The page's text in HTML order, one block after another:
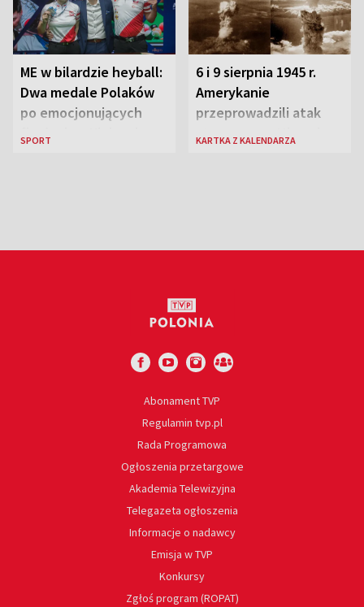
ME w bilardzie heyball:
Dwa medale Polaków
po emocjonujących
finałach w Kielcach
SPORT
6 i 9 sierpnia 1945 r.
Amerykanie
przeprowadzili atak
atomowy na Hiroszimę
KARTKA Z KALENDARZA
Abonament TVP
Regulamin tvp.pl
Rada Programowa
Ogłoszenia przetargowe
Akademia Telewizyjna
Telegazeta ogłoszenia
Informacje o nadawcy
Emisja w TVP
Konkursy
Zgłoś program (ROPAT)